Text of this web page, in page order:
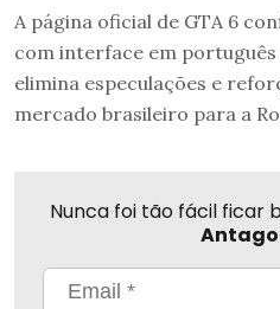
A página oficial de GTA 6
com interface em
elimina especulações e
mercado brasileiro para a
Nunca foi tão fácil ficar